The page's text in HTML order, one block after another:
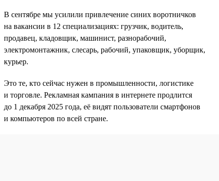
В сентябре мы усилили привлечение синих воротничков
на вакансии в 12 специализациях: грузчик, водитель,
продавец, кладовщик, машинист, разнорабочий,
электромонтажник, слесарь, рабочий, упаковщик, уборщик,
курьер.
Это те, кто сейчас нужен в промышленности, логистике
и торговле. Рекламная кампания в интернете продлится
до 1 декабря 2025 года, её видят пользователи смартфонов
и компьютеров по всей стране.